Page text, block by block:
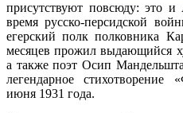
присутствуют повсюду: это и
время русско-персидской
егерский полк полковника
месяцев прожил выдающийся
а также поэт Осип
легендарное стихотворение
июня 1931 года.